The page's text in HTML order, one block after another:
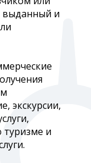
выданный и
экскурсии,
и